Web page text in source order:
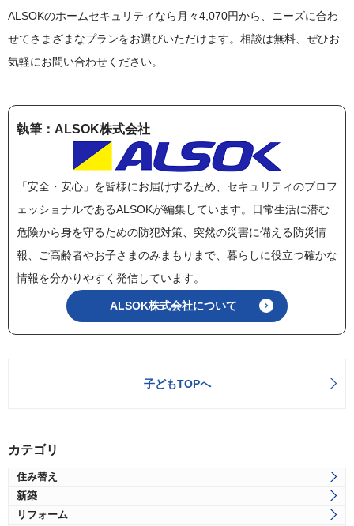
ALSOKのホームセキュリティなら月々4,070円から、ニーズに合わ
せてさまざまなプランをお選びいただけます。相談は無料、ぜひお
気軽にお問い合わせください。
執筆：ALSOK株式会社
「安全・安心」を皆様にお届けするため、セキュリティのプロフ
ェッショナルであるALSOKが編集しています。日常生活に潜む
危険から身を守るための防犯対策、突然の災害に備える防災情
報、ご高齢者やお子さまのみまもりまで、暮らしに役立つ確かな
情報を分かりやすく発信しています。
ALSOK株式会社について
子どもTOPへ
カテゴリ
住み替え
新築
リフォーム